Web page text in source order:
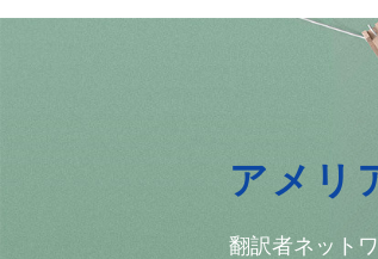
アメリ
翻訳者ネット